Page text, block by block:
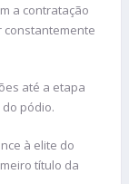
a contratação
constantemente
até a etapa
pódio.
à elite do
título da